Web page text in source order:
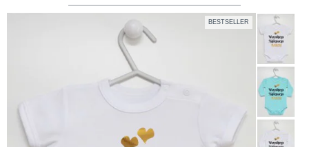
BESTSELLER